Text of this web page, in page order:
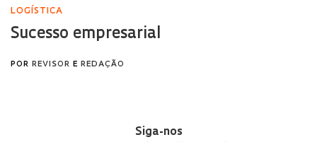
Siga-nos